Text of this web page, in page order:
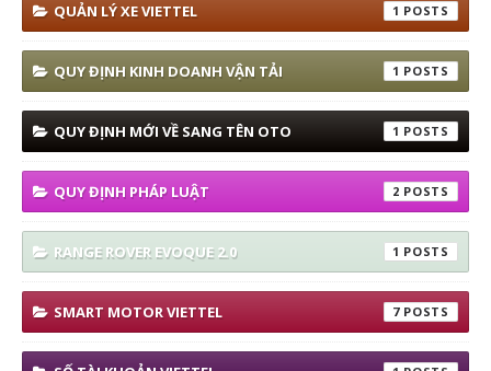
QUẢN LÝ XE VIETTEL 1
QUY ĐỊNH KINH DOANH VẬN TẢI 1
QUY ĐỊNH MỚI VỀ SANG TÊN OTO 1
QUY ĐỊNH PHÁP LUẬT 2
RANGE ROVER EVOQUE 2.0 1
SMART MOTOR VIETTEL 7